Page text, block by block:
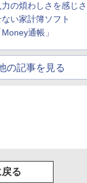
力の煩わしさを感じさ
ない家計簿ソフト
Money通帳」
の記事を見る
戻る